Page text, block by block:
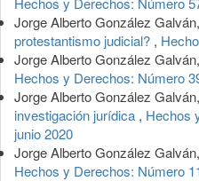
Jorge Alberto González Galván,
protestantismo judicial? ,
Jorge Alberto González Galván,
Hechos y Derechos: Número
Jorge Alberto González Galván,
investigación jurídica , Hechos
junio 2020
Jorge Alberto González Galván,
Hechos y Derechos: Número